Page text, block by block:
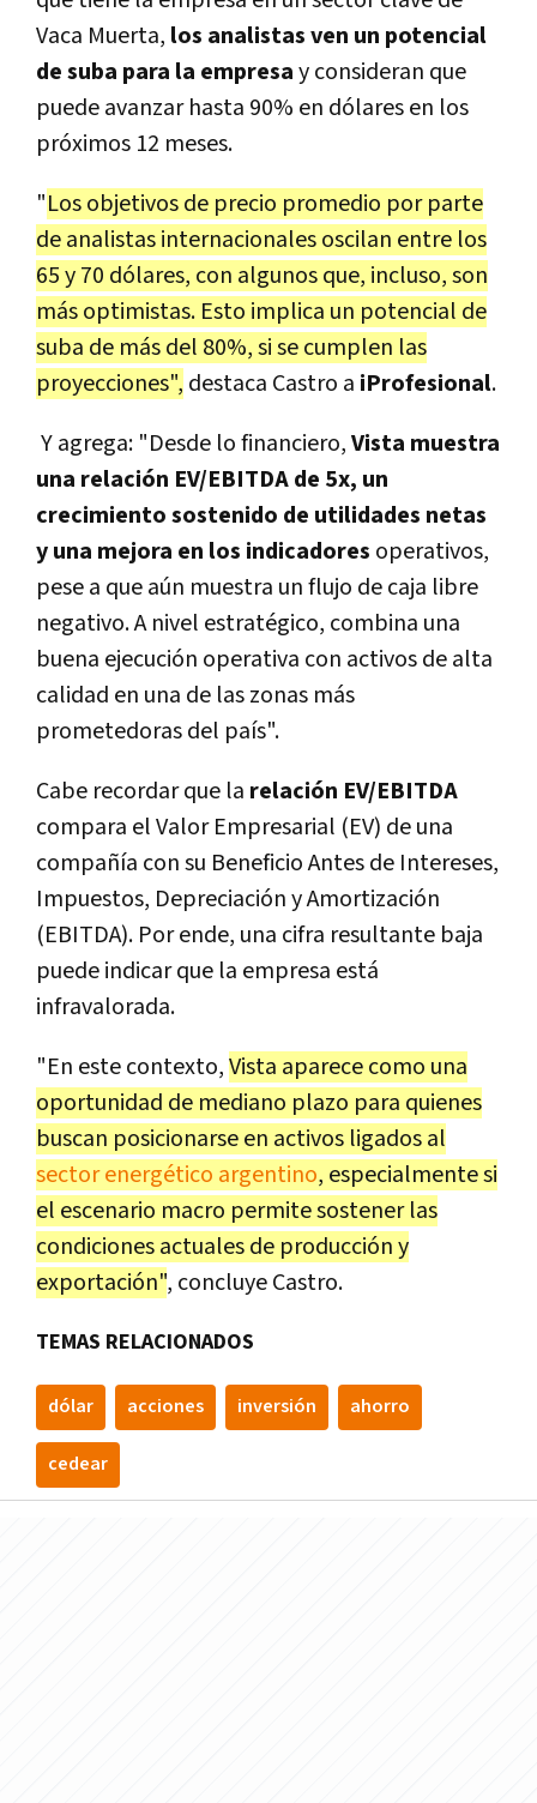
Vaca Muerta, los analistas ven un potencial
de suba para la empresay consideran que
puede avanzar hasta 90% en dólares en los
próximos 12 meses.
"Los objetivos de precio promedio por parte
de analistas internacionales oscilan entre los
65 y 70 dólares, con algunos que, incluso, son
más optimistas. Esto implica un potencial de
suba de más del 80%, si se cumplen las
proyecciones", destaca Castro a iProfesional.
Y agrega: "Desde lo financiero,Vista muestra
una relación EV/EBITDA de 5x, un
crecimiento sostenido de utilidades netas
y una mejora en los indicadores operativos,
pese a que aún muestra un flujo de caja libre
negativo. A nivel estratégico, combina una
buena ejecución operativa con activos de alta
calidad en una de las zonas más
prometedoras del país".
Cabe recordar que la relación EV/EBITDA
compara el Valor Empresarial (EV) de una
compañía con su Beneficio Antes de Intereses,
Impuestos, Depreciación y Amortización
(EBITDA). Por ende, una cifra resultante baja
puede indicar que la empresa está
infravalorada.
"En este contexto,Vista aparece como una
oportunidad de mediano plazo para quienes
buscan posicionarse en activos ligados al
sector energético argentino, especialmente si
el escenario macro permite sostener las
condiciones actuales de producción y
exportación", concluye Castro.
TEMAS RELACIONADOS
dólar acciones inversión ahorro
cedear